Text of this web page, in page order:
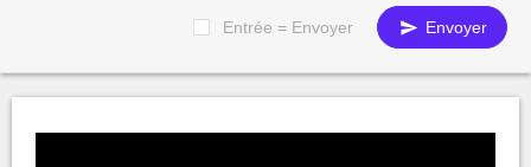
Entrée = Envoyer Envoyer